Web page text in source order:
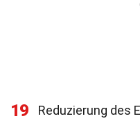
19
Reduzierung des